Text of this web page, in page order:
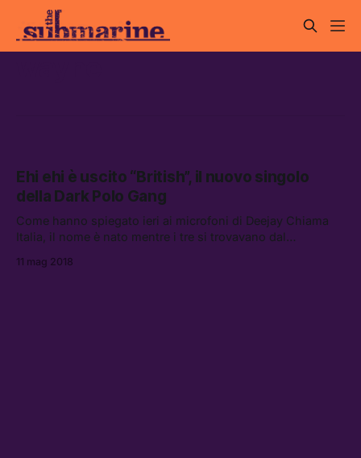
Ehi ehi è uscito “British”, il nuovo singolo
della Dark Polo Gang
Come hanno spiegato ieri ai microfoni di Deejay Chiama
Italia, il nome è nato mentre i tre si trovavano dal
11 mag 2018